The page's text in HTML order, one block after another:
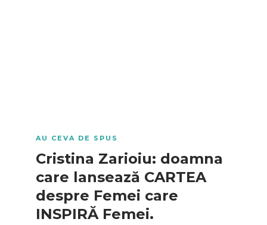
AU CEVA DE SPUS
Cristina Zarioiu: doamna
care lansează CARTEA
despre Femei care
INSPIRĂ Femei.